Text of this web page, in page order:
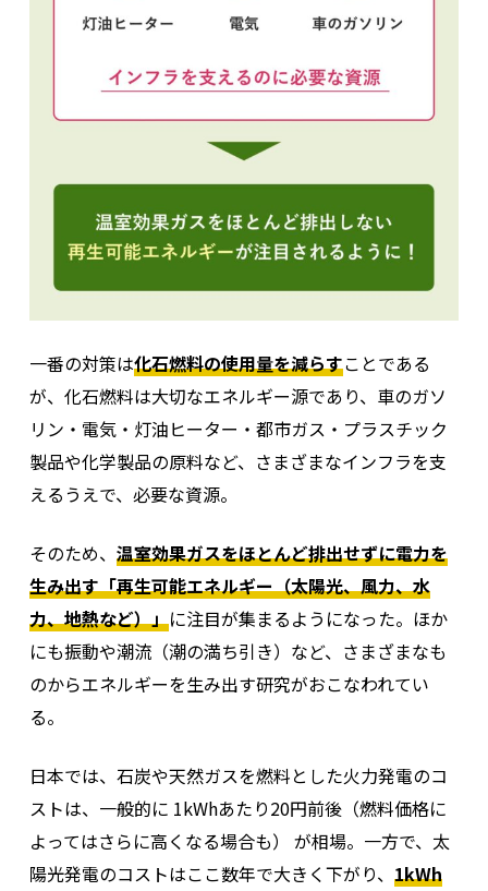
一番の対策は化石燃料の使用量を減らすことである
が、化石燃料は大切なエネルギー源であり、車のガソ
リン・電気・灯油ヒーター・都市ガス・プラスチック
製品や化学製品の原料など、さまざまなインフラを支
えるうえで、必要な資源。
そのため、 温室効果ガスをほとんど排出せずに電力を
生み出す「再生可能エネルギー（太陽光、風力、水
力、地熱など）」に注目が集まるようになった。ほか
にも振動や潮流（潮の満ち引き） など、さまざまなも
のからエネルギーを生み出す研究がおこなわれてい
る。
日本では、石炭や天然ガスを燃料とした火力発電のコ
ストは、一般的に 1kWhあたり20円前後（燃料価格に
よってはさらに高くなる場合も） が相場。一方で、太
陽光発電のコストはここ数年で大きく下がり、 1kWh